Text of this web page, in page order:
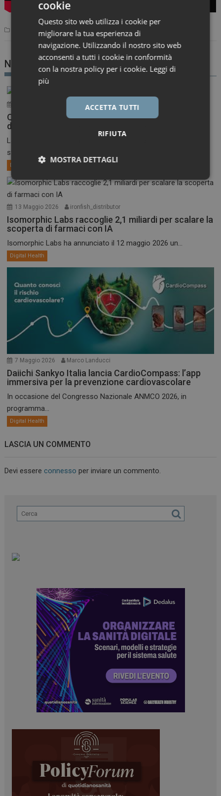
Digital Health
Notizie correlate
ironfish_distributor
QIAGEN e NVIDIA, partnership per l’AI nella drug
discovery
La società tecnologica tedesco-olandese QIAGEN e la
statunitense NVIDIA...
Digital Health
13 Maggio 2026 ironfish_distributor
Isomorphic Labs raccoglie 2,1 miliardi per scalare la
scoperta di farmaci con IA
Isomorphic Labs ha annunciato il 12 maggio 2026 un...
Digital Health
7 Maggio 2026 Marco Landucci
Daiichi Sankyo Italia lancia CardioCompass: l’app
immersiva per la prevenzione cardiovascolare
In occasione del Congresso Nazionale ANMCO 2026, in
programma...
Digital Health
LASCIA UN COMMENTO
Devi essereconnesso per inviare un commento.
cookie
Questo sito web utilizza i cookie per
migliorare la tua esperienza di
navigazione. Utilizzando il nostro sito web
acconsenti a tutti i cookie in conformità
con la nostra policy per i cookie. Leggi di
più
ACCETTA TUTTI
RIFIUTA
MOSTRA DETTAGLI
Necessari Marketing
I cookie necessari contribuiscono a rendere fruibile il
sito web abilitandone funzionalità di base quali la
navigazione sulle pagine e l'accesso alle aree
protette del sito. Il sito web non è in grado di
funzionare correttamente senza questi cookie.
NOME
FORNITORE / DOMINIO
SCADENZA
_ga
Google LLC
.dailyhealthindustry.it
1 anno 1
.www.dailyhealthindustry.it